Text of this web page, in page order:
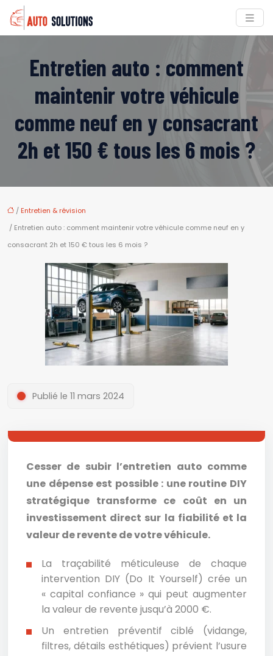
Entretien auto : comment
maintenir votre véhicule
comme neuf en y consacrant
2h et 150 € tous les 6 mois ?
/ Entretien & révision
/ Entretien auto : comment maintenir votre véhicule comme neuf en y
consacrant 2h et 150 € tous les 6 mois ?
Publié le 11 mars 2024
Cesser de subir l’entretien auto comme
une dépense est possible : une routine DIY
stratégique transforme ce coût en un
investissement direct sur la fiabilité et la
valeur de revente de votre véhicule.
La traçabilité méticuleuse de chaque
intervention DIY (Do It Yourself) crée un
« capital confiance » qui peut augmenter
la valeur de revente jusqu’à 2000 €.
Un entretien préventif ciblé (vidange,
filtres, détails esthétiques) prévient l’usure